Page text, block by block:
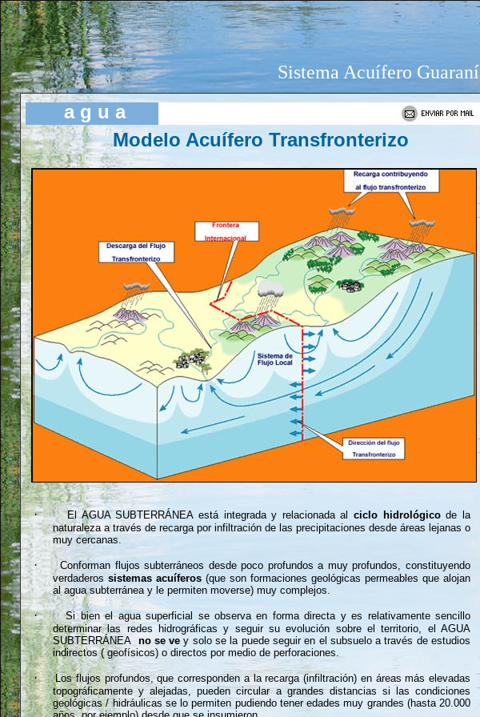
Sistema Acuífero Guaraní
a g u a
Modelo Acuífero Transfronterizo
· El AGUA SUBTERRÁNEA está integrada y relacionada alciclo hidrológicode la
naturaleza a través de recarga por infiltración de las precipitaciones desde áreas lejanas o
muy cercanas.
·
Conforman flujos subterráneos desde poco profundos a muy profundos, constituyendo
verdaderos sistemas acuíferos (que son formaciones geológicas permeables que alojan
al agua subterránea y le permiten moverse) muy complejos.
·
Si bien el agua superficial se observa en forma directa y es relativamente sencillo
determinar las redes hidrográficas y seguir su evolución sobre el territorio, el AGUA
SUBTERRÁNEA no se vey solo se la puede seguir en el subsuelo a través de estudios
indirectos ( geofísicos) o directos por medio de perforaciones.
·
Los flujos profundos, que corresponden a la recarga (infiltración) en áreas más elevadas
topográficamente y alejadas, pueden circular a grandes distancias si las condiciones
geológicas / hidráulicas se lo permiten pudiendo tener edades muy grandes (hasta 20.000